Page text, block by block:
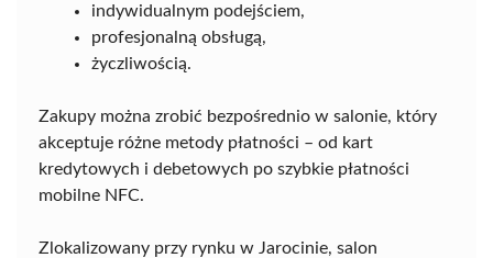
indywidualnym podejściem,
profesjonalną obsługą,
życzliwością.
Zakupy można zrobić bezpośrednio w salonie, który
akceptuje różne metody płatności – od kart
kredytowych i debetowych po szybkie płatności
mobilne NFC.
Zlokalizowany przy rynku w Jarocinie, salon